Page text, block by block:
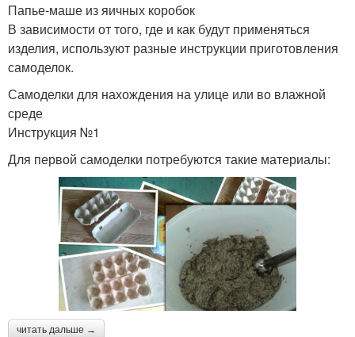
Папье-маше из яичных коробок
В зависимости от того, где и как будут применяться
изделия, используют разные инструкции приготовления
самоделок.
Самоделки для нахождения на улице или во влажной
среде
Инструкция №1
Для первой самоделки потребуются такие материалы:
читать дальше →